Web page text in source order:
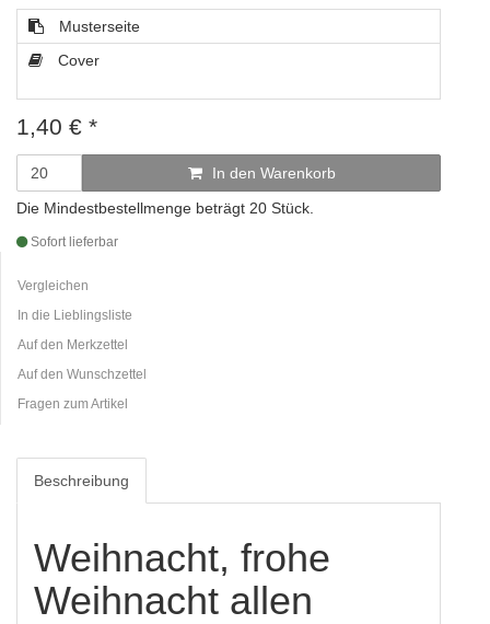
Musterseite
Cover
1,40 € *
In den Warenkorb
Die Mindestbestellmenge beträgt 20 Stück.
Sofort lieferbar
Vergleichen
In die Lieblingsliste
Auf den Merkzettel
Auf den Wunschzettel
Fragen zum Artikel
Beschreibung
Weihnacht, frohe
Weihnacht allen